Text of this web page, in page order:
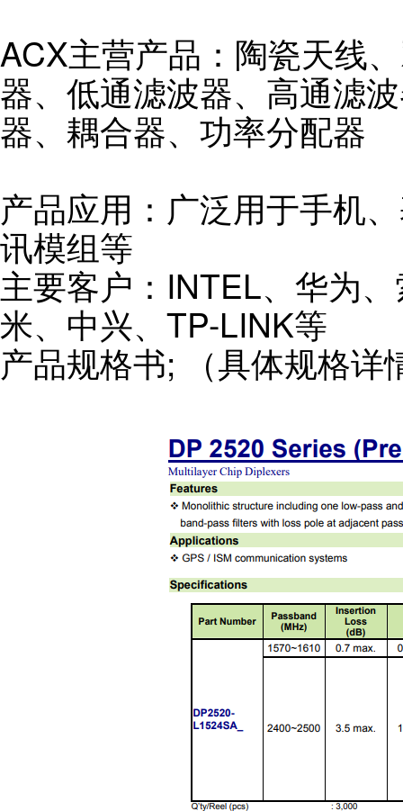
ACX主营产品：陶瓷天线
器、低通滤波器、高通滤
器、耦合器、功率分配器
产品应用：广泛用于手机
讯模组等
主要客户：INTEL、华为
米、中兴、TP-LINK等
产品规格书; （具体规格详